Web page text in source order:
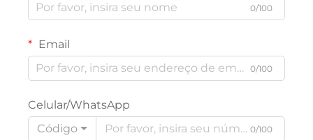
0/100
Email
0/100
Celular/WhatsApp
Código
0/100